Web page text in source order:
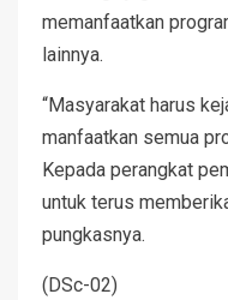
memanfaatkan
lainnya.
“Masyarakat harus
manfaatkan semua
Kepada perangkat
untuk terus
pungkasnya.
(DSc-02)